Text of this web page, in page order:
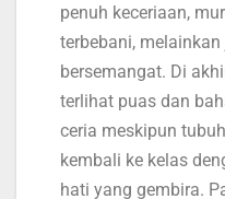
penuh keceriaan,
terbebani,
bersemangat. Di
terlihat puas dan
ceria meskipun
kembali ke kelas
hati yang gembira.